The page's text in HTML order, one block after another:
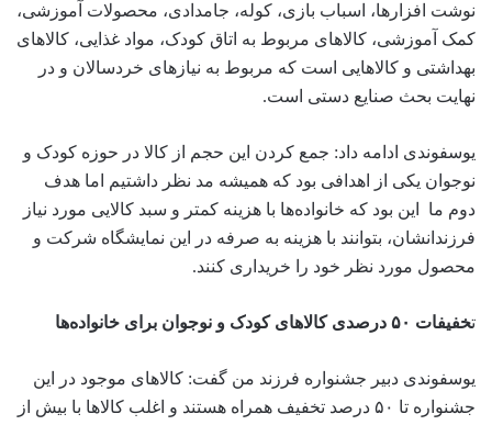
نوشت افزار‌ها، اسباب بازی، کوله، جامدادی، محصولات آموزشی،
کمک آموزشی، کالاهای مربوط به اتاق کودک، مواد غذایی، کالاهای
بهداشتی و کالاهایی است که مربوط به نیازهای خردسالان و در
نهایت بحث صنایع دستی است.
یوسفوندی ادامه داد: جمع کردن این حجم از کالا در حوزه کودک و
نوجوان یکی از اهدافی بود که همیشه مد نظر داشتیم اما هدف
دوم ما این بود که خانواده‌ها با هزینه کمتر و سبد کالایی مورد نیاز
فرزندانشان، بتوانند با هزینه به صرفه در این نمایشگاه شرکت و
محصول مورد نظر خود را خریداری کنند.
تخفیفات ۵۰ درصدی کالاهای کودک و نوجوان برای خانواده‌ها
یوسفوندی دبیر جشنواره فرزند من گفت: کالاهای موجود در این
جشنواره تا ۵۰ درصد تخفیف همراه هستند و اغلب کالاها با بیش از